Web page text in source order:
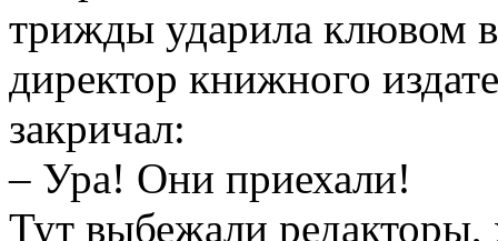
трижды ударила клювом
директор книжного
закричал:
– Ура! Они приехали!
Тут выбежали